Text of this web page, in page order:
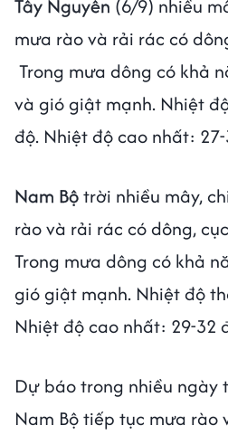
Tây Nguyên (6/9) nhiều
mưa rào và rải rác có
Trong mưa dông có khả
và gió giật mạnh. Nhiệt
độ. Nhiệt độ cao nhất:
Nam Bộtrời nhiều mây,
rào và rải rác có dông,
Trong mưa dông có khả
gió giật mạnh. Nhiệt độ
Nhiệt độ cao nhất: 29-32
Dự báo trong nhiều ngày
Nam Bộ tiếp tục mưa rào